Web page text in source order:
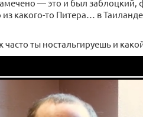
— это и был заблоцкий,
из какого-то Питера… в
часто ты ностальгируешь и